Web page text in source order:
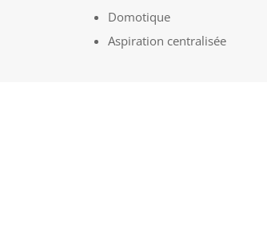
Domotique
Aspiration centralisée